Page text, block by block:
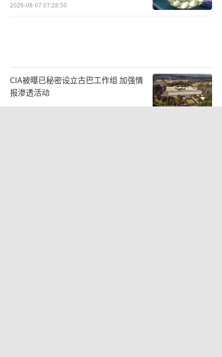
2026-08-07 07:28:50
CIA被曝已秘密设立古巴工作组 加强情
报渗透活动
2026-08-07 00:03:51